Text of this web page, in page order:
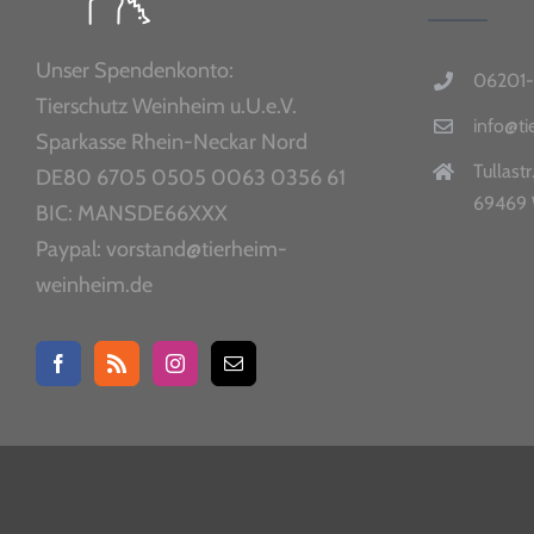
Unser Spendenkonto:
Tierschutz Weinheim u.U.e.V.
Sparkasse Rhein-Neckar Nord
DE80 6705 0505 0063 0356 61
BIC: MANSDE66XXX
Paypal: vorstand@tierheim-
weinheim.de
69469